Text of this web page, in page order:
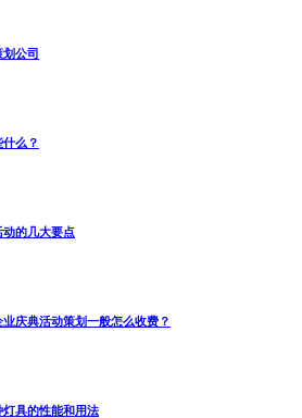
公司
么？
动的几大要点
庆典活动策划一般怎么收费？
灯具的性能和用法